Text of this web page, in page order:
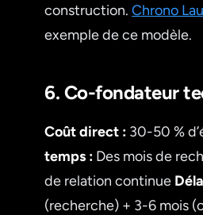
construction. Chrono
exemple de ce modèle.
6. Co-fondateur
Coût direct : 30-50 %
temps : Des mois de
de relation continue
(recherche) + 3-6 mois